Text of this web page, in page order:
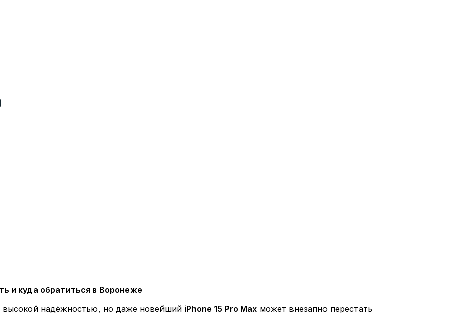
и куда обратиться в Воронеже
высокой надёжностью, но даже новейший iPhone 15 Pro Max может внезапно перестать